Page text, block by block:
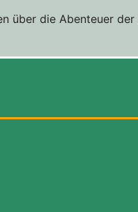
über die Abenteuer der